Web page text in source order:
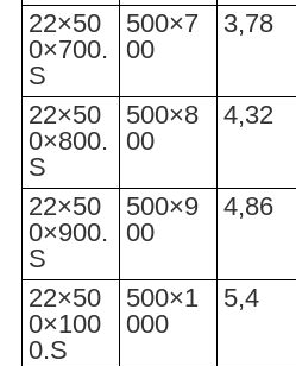
22×50
0×700.
S
500×7
00
3,78
22×50
0×800.
S
500×8
00
4,32
22×50
0×900.
S
500×9
00
4,86
22×50
0×100
0.S
500×1
000
5,4